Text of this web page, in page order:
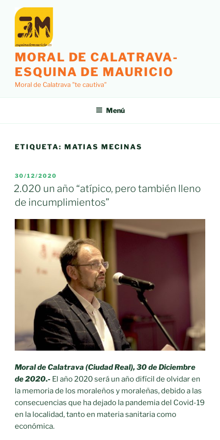
contenido
MORAL DE CALATRAVA-
ESQUINA DE MAURICIO
Moral de Calatrava "te cautiva"
Menú
ETIQUETA: MATIAS MECINAS
PUBLICADO
EL
30/12/2020
2.020 un año “atípico, pero también lleno
de incumplimientos”
Moral de Calatrava (Ciudad Real), 30 de Diciembre
de 2020.- El año 2020 será un año difícil de olvidar en
la memoria de los moraleños y moraleñas, debido a las
consecuencias que ha dejado la pandemia del Covid-19
en la localidad, tanto en materia sanitaria como
económica.